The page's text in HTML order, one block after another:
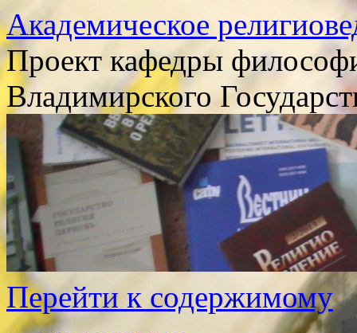
Академическое
Проект кафедры
Владимирского
Перейти к содержимому